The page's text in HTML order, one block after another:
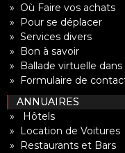
» Où Faire vos achats
» Pour se déplacer
» Services divers
» Bon à savoir
» Ballade virtuelle
» Formulaire de
ANNUAIRES
» Hôtels
» Location de Voitures
» Restaurants et Bars